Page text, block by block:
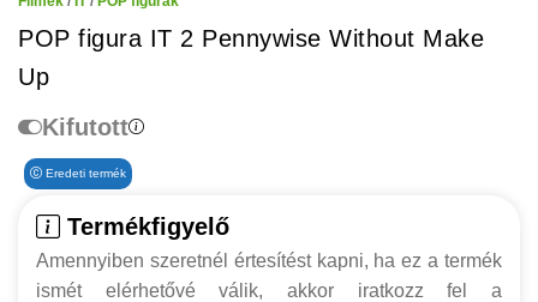
POP figura IT 2 Pennywise Without Make
Up
Kifutott
Eredeti termék
Termékfigyelő
Amennyiben szeretnél értesítést kapni, ha ez a termék
ismét elérhetővé válik, akkor iratkozz fel a